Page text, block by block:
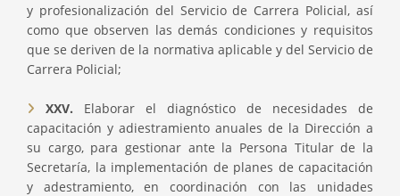
y profesionalización del Servicio de Carrera Policial, así
como que observen las demás condiciones y requisitos
que se deriven de la normativa aplicable y del Servicio de
Carrera Policial;
XXV. Elaborar el diagnóstico de necesidades de
capacitación y adiestramiento anuales de la Dirección a
su cargo, para gestionar ante la Persona Titular de la
Secretaría, la implementación de planes de capacitación
y adestramiento, en coordinación con las unidades